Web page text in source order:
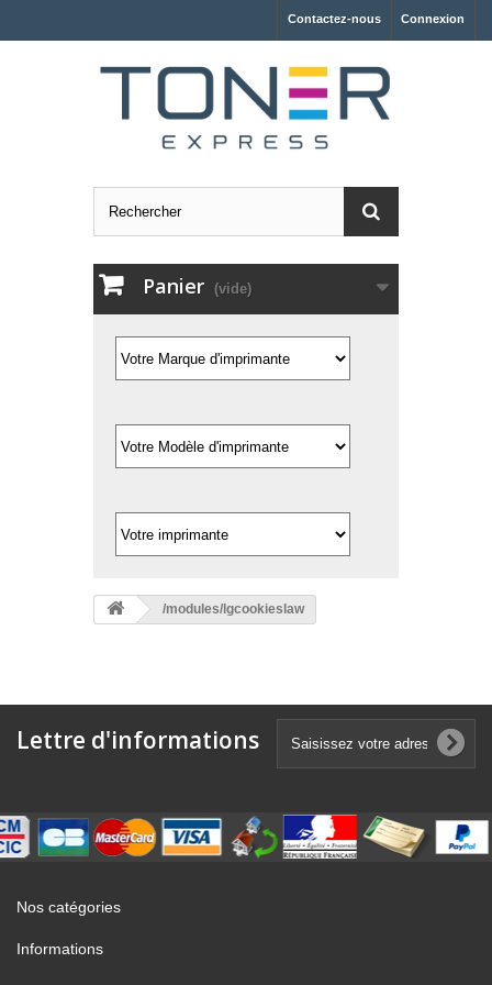
Connexion
Contactez-nous
Panier (vide)
/modules/lgcookieslaw
Lettre d'informations
Nos catégories
Informations